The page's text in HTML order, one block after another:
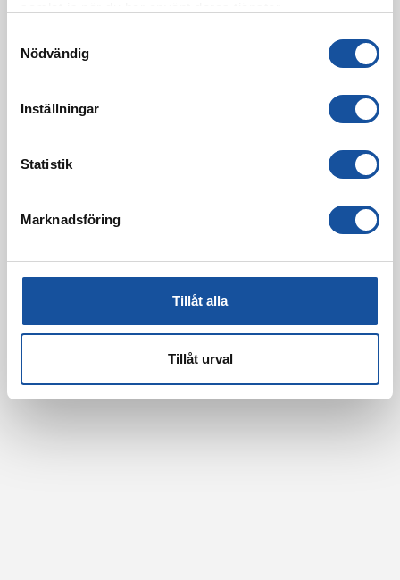
Nödvändig
Inställningar
Statistik
Marknadsföring
Tillåt alla
Tillåt urval